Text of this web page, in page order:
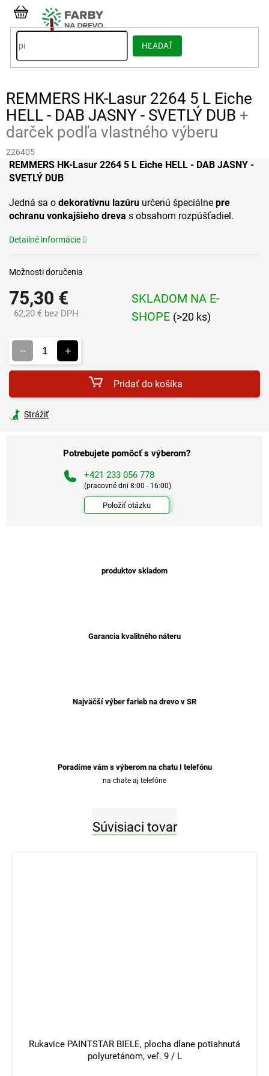
Prejsť
obsah
HĽADAŤ
NÁKUPNÝ
KOŠÍK
REMMERS HK-Lasur 2264 5 L Eiche
HELL - DAB JASNY - SVETLÝ DUB +
darček podľa vlastného výberu
226405
75,30 €
62,20 € bez DPH
SKLADOM NA E-
SHOPE (>20 ks)
Možnosti doručenia
Pridať do košíka
REMMERS HK-Lasur 2264 5 L Eiche HELL - DAB JASNY -
SVETLÝ DUB
Jedná sa o dekoratívnu lazúru určenú špeciálne pre
ochranu vonkajšieho dreva s obsahom rozpúšťadiel.
Detailné informácie
Strážiť
Potrebujete pomôcť s výberom?
+421 233 056 778
(pracovné dni 8:00 - 16:00)
Položiť otázku
produktov skladom
Garancia kvalitného náteru
Najväčší výber farieb na drevo v SR
Poradíme vám s výberom na chatu I telefónu
na chate aj telefóne
Súvisiaci tovar
Rukavice PAINTSTAR BIELE, plocha dlane potiahnutá
polyuretánom, veľ. 9 / L